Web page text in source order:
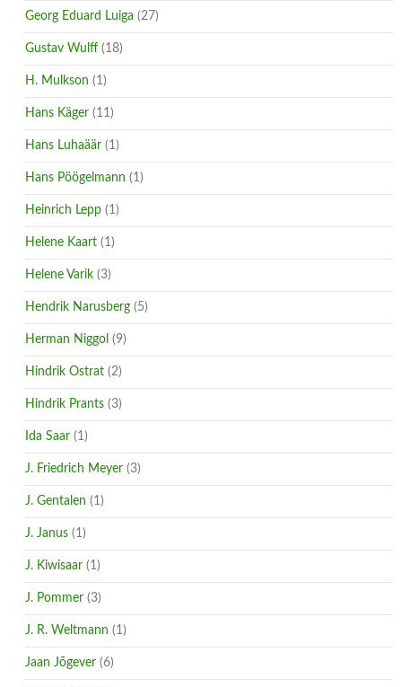
Georg Eduard Luiga (27)
Gustav Wulff(18)
H. Mulkson (1)
Hans Käger (11)
Hans Luhaäär (1)
Hans Pöögelmann (1)
Heinrich Lepp (1)
Helene Kaart (1)
Helene Varik (3)
Hendrik Narusberg (5)
Herman Niggol (9)
Hindrik Ostrat (2)
Hindrik Prants (3)
Ida Saar (1)
J. Friedrich Meyer (3)
J. Gentalen (1)
J. Janus (1)
J. Kiwisaar (1)
J. Pommer (3)
J. R. Weltmann (1)
Jaan Jõgever (6)